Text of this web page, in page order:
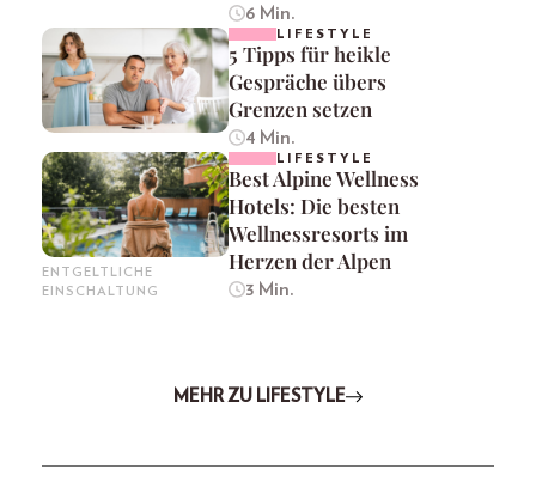
6 Min.
LIFESTYLE
5 Tipps für heikle
Gespräche übers
Grenzen setzen
4 Min.
ENTGELTLICHE
EINSCHALTUNG
LIFESTYLE
Best Alpine Wellness
Hotels: Die besten
Wellnessresorts im
Herzen der Alpen
3 Min.
MEHR ZU LIFESTYLE